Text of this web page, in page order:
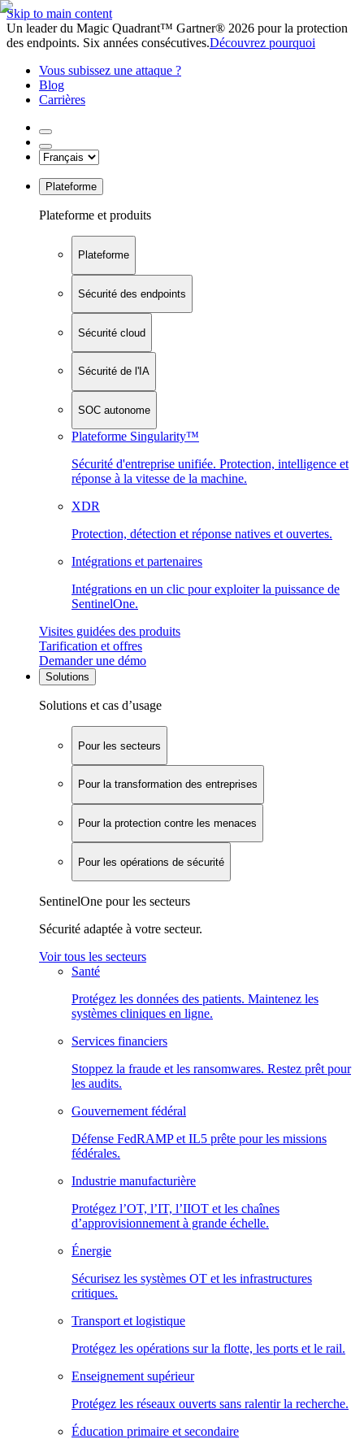
Skip to main content
Un leader du Magic Quadrant™ Gartner® 2026 pour la protection
des endpoints. Six années consécutives.Découvrez pourquoi
Vous subissez une attaque ?
Blog
Carrières
Plateforme
Plateforme et produits
Plateforme
Sécurité des endpoints
Sécurité cloud
Sécurité de l'IA
SOC autonome
Plateforme Singularity™
Sécurité d'entreprise unifiée. Protection, intelligence et
réponse à la vitesse de la machine.
XDR
Protection, détection et réponse natives et ouvertes.
Intégrations et partenaires
Intégrations en un clic pour exploiter la puissance de
SentinelOne.
Visites guidées des produits
Tarification et offres
Demander une démo
Solutions
Solutions et cas d’usage
Pour les secteurs
Pour la transformation des entreprises
Pour la protection contre les menaces
Pour les opérations de sécurité
SentinelOne pour les secteurs
Sécurité adaptée à votre secteur.
Voir tous les secteurs
Santé
Protégez les données des patients. Maintenez les
systèmes cliniques en ligne.
Services financiers
Stoppez la fraude et les ransomwares. Restez prêt pour
les audits.
Gouvernement fédéral
Défense FedRAMP et IL5 prête pour les missions
fédérales.
Industrie manufacturière
Protégez l’OT, l’IT, l’IIOT et les chaînes
d’approvisionnement à grande échelle.
Énergie
Sécurisez les systèmes OT et les infrastructures
critiques.
Transport et logistique
Protégez les opérations sur la flotte, les ports et le rail.
Enseignement supérieur
Protégez les réseaux ouverts sans ralentir la recherche.
Éducation primaire et secondaire